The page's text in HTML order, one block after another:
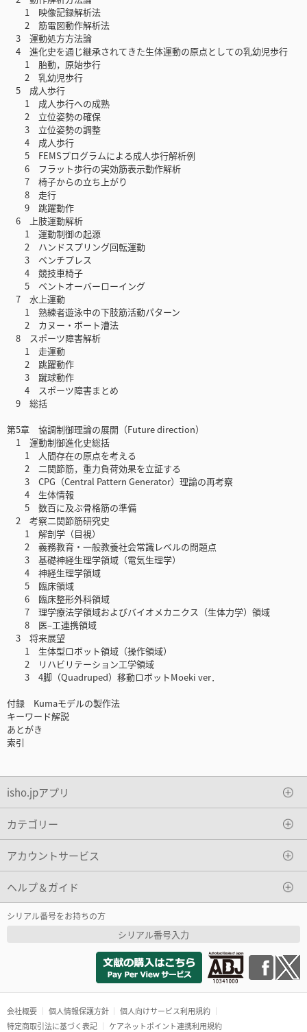
1 映像記録解析法
2 筋電図動作解析法
3 運動処方方法論
4 進化史を通じ継承されてきた生体運動の原点としての乳幼児歩行
1 胎動，原始歩行
2 乳幼児歩行
5 成人歩行
1 成人歩行への成熟
2 立位姿勢の確保
3 立位姿勢の調整
4 成人歩行
5 FEMSプログラムによる成人歩行解析例
6 フラット歩行の実効筋表示動作解析
7 椅子からの立ち上がり
8 走行
9 跳躍動作
6 上肢運動解析
1 運動制御の起源
2 ハンドスプリング回転運動
3 ベンチプレス
4 競技車椅子
5 ベントオーバーローイング
7 水上運動
1 熟練者遊泳中の下肢筋活動パターン
2 カヌー・ボート漕法
8 スポーツ障害解析
1 走運動
2 跳躍動作
3 蹴球動作
4 スポーツ障害まとめ
9 総括
第5章 協調制御理論の展開（Future direction）
1 運動制御進化史総括
1 人間存在の原点を考える
2 二関節筋，重力負荷効果を立証する
3 CPG（Central Pattern Generator）理論の再考察
4 生体情報
5 数百に及ぶ骨格筋の準備
2 考察二関節筋研究史
1 解剖学（目視）
2 義務教育・一般教養社会常識レベルの問題点
3 基礎神経生理学領域（電気生理学）
4 神経生理学領域
5 臨床領域
6 臨床整形外科領域
7 理学療法学領域およびバイオメカニクス（生体力学）領域
8 医‒工連携領域
3 将来展望
1 生体型ロボット領域（操作領域）
2 リハビリテーション工学領域
3 4脚（Quadruped）移動ロボットMoeki ver．
付録 Kumaモデルの製作法
キーワード解説
あとがき
索引
isho.jpアプリ
カテゴリー
アカウントサービス
ヘルプ＆ガイド
シリアル番号をお持ちの方
シリアル番号入力
会社概要 個人情報保護方針
個人向けサービス利用規約
特定商取引法に基づく表記
ケアネットポイント連携利用規約